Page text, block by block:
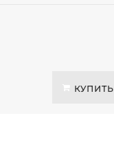
КУПИТЬ